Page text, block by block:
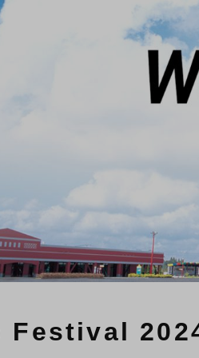
Festival